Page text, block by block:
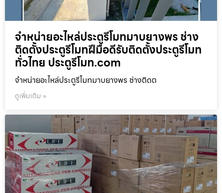
จำหน่ายอะไหล่ประตูรีโมทมาบยางพร ช่าง
ติดตั้งประตูรีโมทฝีมือดีรับติดตั้งประตูรีโมท
ทั่วไทย ประตูรีโมท.com
จำหน่ายอะไหล่ประตูรีโมทมาบยางพร ช่างติดต
ดูเพิ่มเติม »